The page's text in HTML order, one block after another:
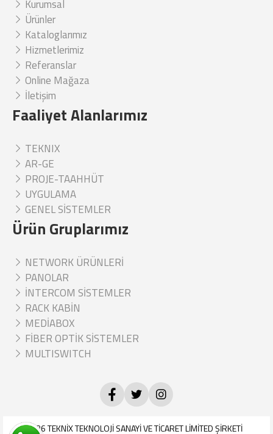
Kurumsal
Ürünler
Kataloglarımız
Hizmetlerimiz
Referanslar
Online Mağaza
İletişim
Faaliyet Alanlarımız
TEKNIX
AR-GE
PROJE-TAAHHÜT
UYGULAMA
GENEL SİSTEMLER
Ürün Gruplarımız
NETWORK ÜRÜNLERİ
PANOLAR
İNTERCOM SİSTEMLER
RACK KABİN
MEDİABOX
FİBER OPTİK SİSTEMLER
MULTISWITCH
© 2026TEKNİX TEKNOLOJİ SANAYİ VE TİCARET LİMİTED ŞİRKETİ